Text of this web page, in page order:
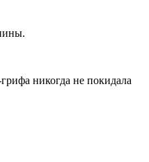
никогда не покидала